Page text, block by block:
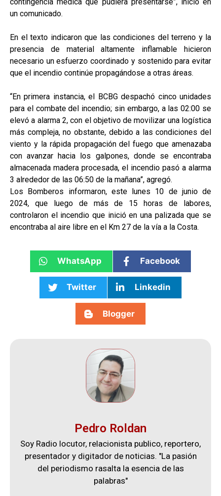
un comunicado.
En el texto indicaron que las condiciones del terreno y la
presencia de material altamente inflamable hicieron
necesario un esfuerzo coordinado y sostenido para evitar
que el incendio continúe propagándose a otras áreas.
“En primera instancia, el BCBG despachó cinco unidades
para el combate del incendio; sin embargo, a las 02:00 se
elevó a alarma 2, con el objetivo de movilizar una logística
más compleja, no obstante, debido a las condiciones del
viento y la rápida propagación del fuego que amenazaba
con avanzar hacia los galpones, donde se encontraba
almacenada madera procesada, el incendio pasó a alarma
3 alrededor de las 06:50 de la mañana”, agregó.
Los Bomberos informaron, este lunes 10 de junio de
2024, que luego de más de 15 horas de labores,
controlaron el incendio que inició en una palizada que se
encontraba al aire libre en el Km 27 de la vía a la Costa.
WhatsApp Facebook
Twitter Linkedin
Blogger
Pedro Roldan
Soy Radio locutor, relacionista publico, reportero,
presentador y digitador de noticias. "La pasión
del periodismo rasalta la esencia de las
palabras"